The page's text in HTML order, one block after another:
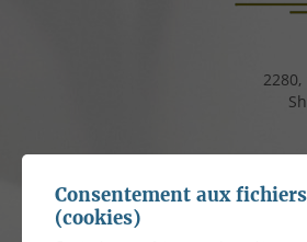
2280,
Consentement aux
(cookies)